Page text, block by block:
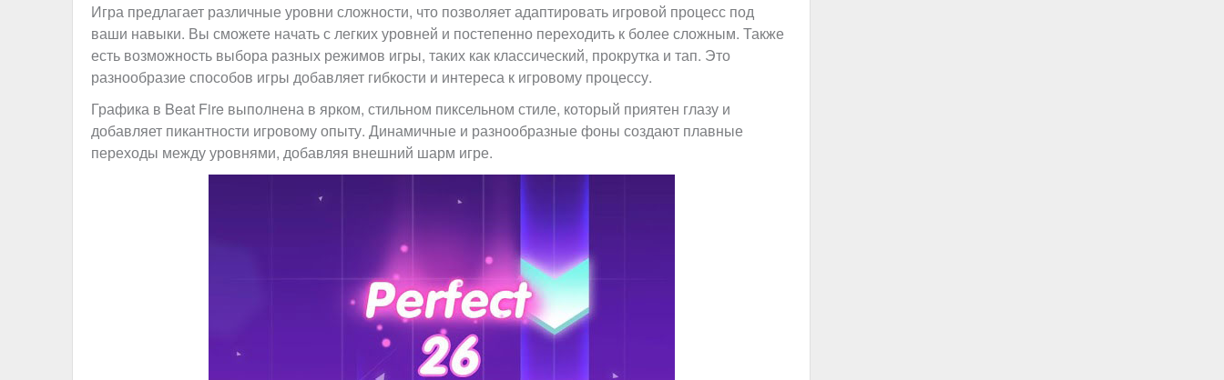
Игра предлагает различные уровни сложности, что позволяет адаптировать игровой процесс под
ваши навыки. Вы сможете начать с легких уровней и постепенно переходить к более сложным. Также
есть возможность выбора разных режимов игры, таких как классический, прокрутка и тап. Это
разнообразие способов игры добавляет гибкости и интереса к игровому процессу.
Графика в Beat Fire выполнена в ярком, стильном пиксельном стиле, который приятен глазу и
добавляет пикантности игровому опыту. Динамичные и разнообразные фоны создают плавные
переходы между уровнями, добавляя внешний шарм игре.